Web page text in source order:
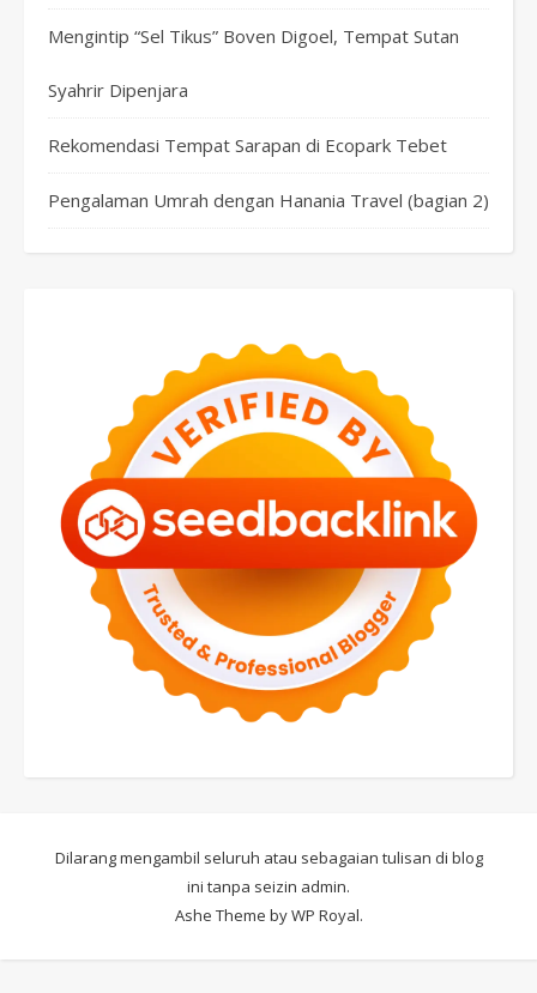
Mengintip “Sel Tikus” Boven Digoel, Tempat Sutan
Syahrir Dipenjara
Rekomendasi Tempat Sarapan di Ecopark Tebet
Pengalaman Umrah dengan Hanania Travel (bagian 2)
Dilarang mengambil seluruh atau sebagaian tulisan di blog
ini tanpa seizin admin.
Ashe Theme byWP Royal.